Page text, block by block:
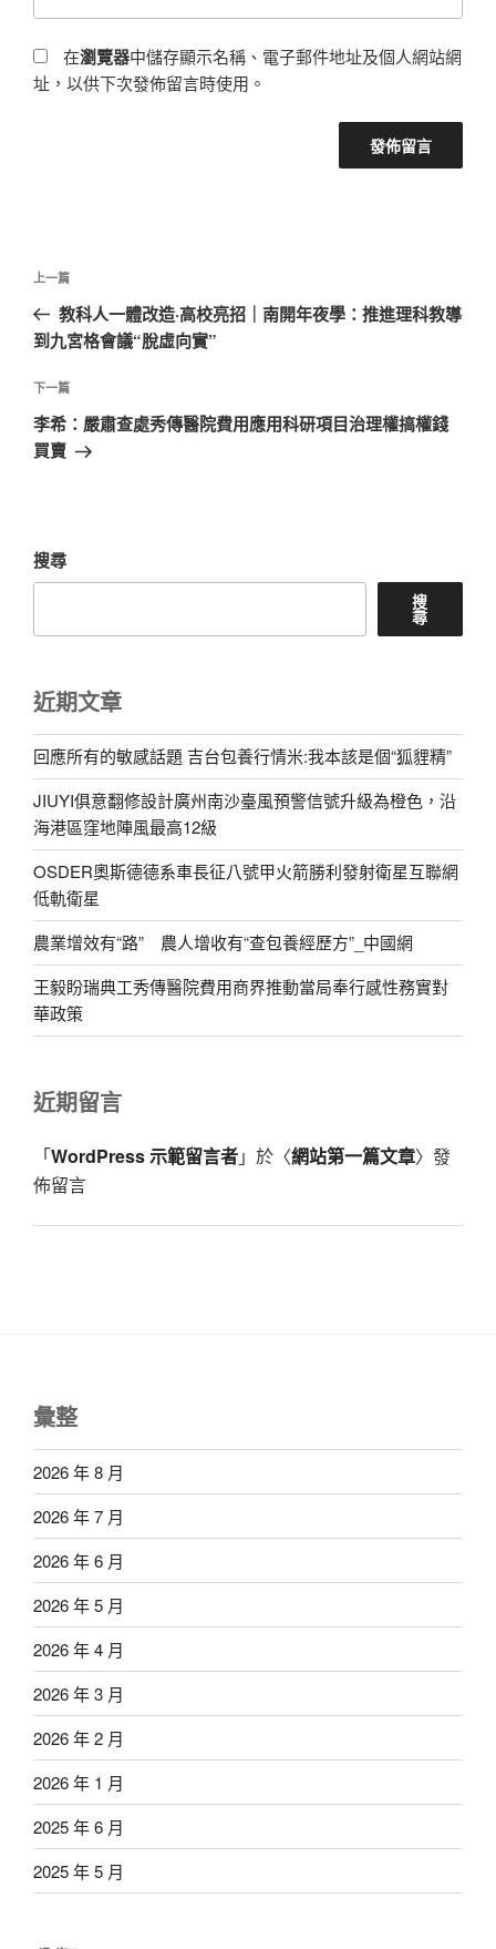
在瀏覽器中儲存顯示名稱、電子郵件地址及個人網站網
址，以供下次發佈留言時使用。
文
導
覽
上
一
篇
章
上一篇
教科人一體改造·高校亮招｜南開年夜學：推進理科教導
到九宮格會議“脫虛向實”
下
一
篇
下一篇
李希：嚴肅查處秀傳醫院費用應用科研項目治理權搞權錢
買賣
搜尋
搜
尋
近期文章
回應所有的敏感話題 吉台包養行情米:我本該是個“狐貍精”
JIUYI俱意翻修設計廣州南沙臺風預警信號升級為橙色，沿
海港區窪地陣風最高12級
OSDER奧斯德德系車長征八號甲火箭勝利發射衛星互聯網
低軌衛星
農業增效有“路” 農人增收有“查包養經歷方”_中國網
王毅盼瑞典工秀傳醫院費用商界推動當局奉行感性務實對
華政策
近期留言
「WordPress 示範留言者」於〈網站第一篇文章〉發
佈留言
彙整
2026 年 8 月
2026 年 7 月
2026 年 6 月
2026 年 5 月
2026 年 4 月
2026 年 3 月
2026 年 2 月
2026 年 1 月
2025 年 6 月
2025 年 5 月